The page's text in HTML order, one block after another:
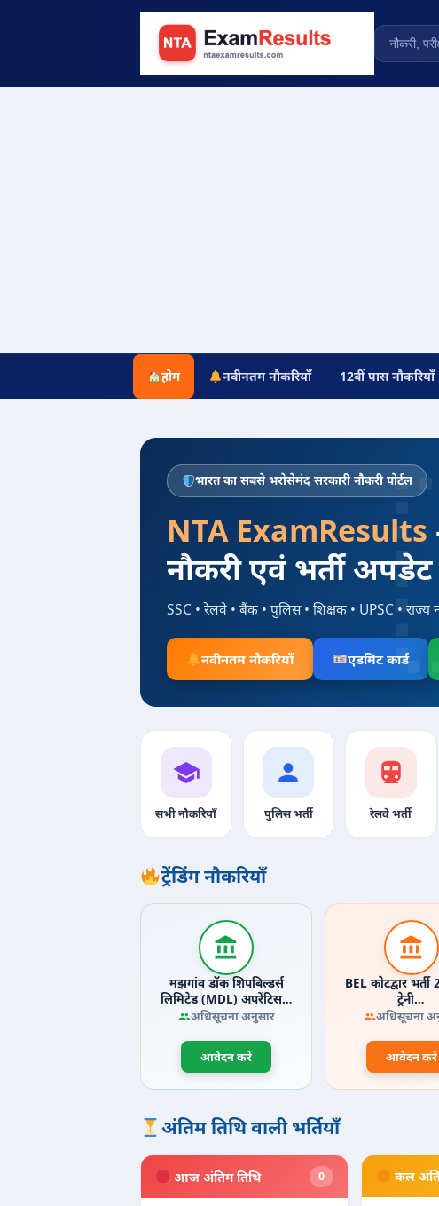
होम नवीनतम नौकरियाँ 12वीं पास नौकरियाँ
भारत का सबसे भरोसेमंद सरकारी नौकरी पोर्टल
NTA ExamResults
नौकरी एवं भर्ती
SSC • रेलवे • बैंक • पुलिस • शिक्षक • UPSC • राज्य
नवीनतम नौकरियाँ एडमिट कार्ड
सभी नौकरियाँ पुलिस भर्ती रेलवे भर्ती
ट्रेंडिंग नौकरियाँ
मझगांव डॉक शिपबिल्डर्स
लिमिटेड (MDL) अपरेंटिस…
अधिसूचना अनुसार
आवेदन करें
BEL कोटद्वार
ट्रेनी…
अधिसूचना
आवेदन करें
अंतिम तिथि वाली भर्तियाँ
आज अंतिम तिथि 0 कल